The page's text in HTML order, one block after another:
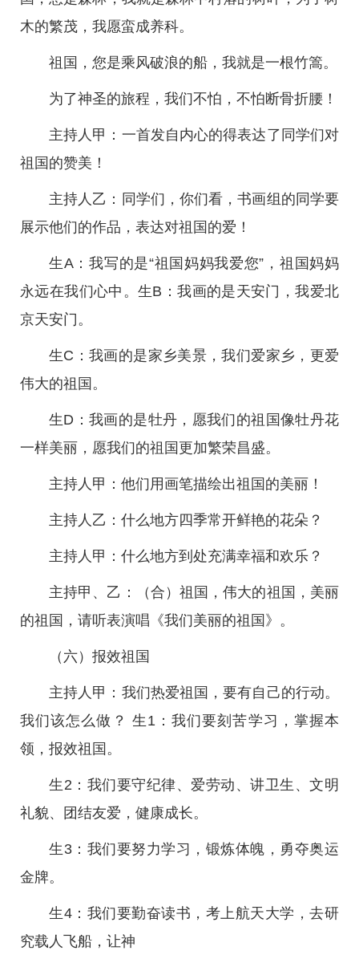
木的繁茂，我愿蛮成养科。
祖国，您是乘风破浪的船，我就是一根竹篙。
为了神圣的旅程，我们不怕，不怕断骨折腰！
主持人甲：一首发自内心的得表达了同学们对
祖国的赞美！
主持人乙：同学们，你们看，书画组的同学要
展示他们的作品，表达对祖国的爱！
生A：我写的是“祖国妈妈我爱您”，祖国妈妈
永远在我们心中。生B：我画的是天安门，我爱北
京天安门。
生C：我画的是家乡美景，我们爱家乡，更爱
伟大的祖国。
生D：我画的是牡丹，愿我们的祖国像牡丹花
一样美丽，愿我们的祖国更加繁荣昌盛。
主持人甲：他们用画笔描绘出祖国的美丽！
主持人乙：什么地方四季常开鲜艳的花朵？
主持人甲：什么地方到处充满幸福和欢乐？
主持甲、乙：（合）祖国，伟大的祖国，美丽
的祖国，请听表演唱《我们美丽的祖国》。
（六）报效祖国
主持人甲：我们热爱祖国，要有自己的行动。
我们该怎么做？ 生1：我们要刻苦学习，掌握本
领，报效祖国。
生2：我们要守纪律、爱劳动、讲卫生、文明
礼貌、团结友爱，健康成长。
生3：我们要努力学习，锻炼体魄，勇夺奥运
金牌。
生4：我们要勤奋读书，考上航天大学，去研
究载人飞船，让神